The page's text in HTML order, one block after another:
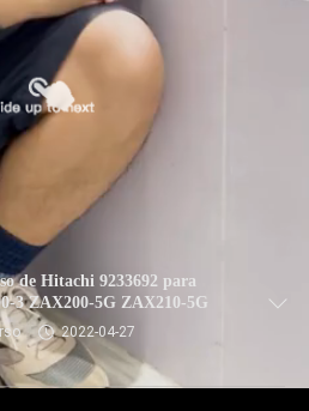
de Hitachi 9233692 para
3 ZAX200-5G ZAX210-5G
2022-04-27